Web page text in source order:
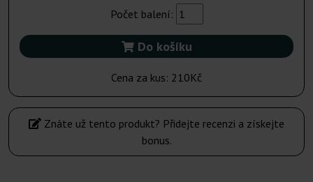
Počet balení:
Do košíku
Cena za kus: 210Kč
Znáte už tento produkt? Přidejte recenzi a získejte
bonus.